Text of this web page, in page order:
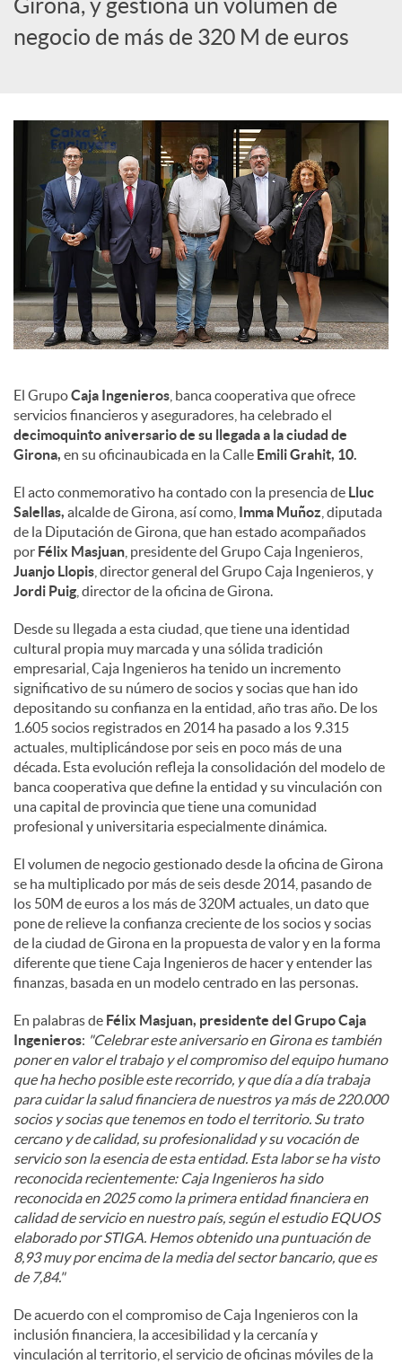
c
e
s
Girona, y gestiona un volumen de
negocio de más de 320 M de euros
El GrupoCaja Ingenieros , banca cooperativa que ofrece
servicios financieros y aseguradores, ha celebrado el
decimoquinto aniversario de su llegada a la ciudad de
Girona, en su oficinaubicada en la Calle Emili Grahit, 10.
El acto conmemorativo ha contado con la presencia de Lluc
Salellas, alcalde de Girona, así como, Imma Muñoz , diputada
de la Diputación de Girona, que han estado acompañados
por Félix Masjuan , presidente del Grupo Caja Ingenieros,
Juanjo Llopis , director general del Grupo Caja Ingenieros, y
Jordi Puig , director de la oficina de Girona.
Desde su llegada a esta ciudad, que tiene una identidad
cultural propia muy marcada y una sólida tradición
empresarial, Caja Ingenieros ha tenido un incremento
significativo de su número de socios y socias que han ido
depositando su confianza en la entidad, año tras año. De los
1.605 socios registrados en 2014 ha pasado a los 9.315
actuales, multiplicándose por seis en poco más de una
década. Esta evolución refleja la consolidación del modelo de
banca cooperativa que define la entidad y su vinculación con
una capital de provincia que tiene una comunidad
profesional y universitaria especialmente dinámica.
El volumen de negocio gestionado desde la oficina de Girona
se ha multiplicado por más de seis desde 2014, pasando de
los 50M de euros a los más de 320M actuales, un dato que
pone de relieve la confianza creciente de los socios y socias
de la ciudad de Girona en la propuesta de valor y en la forma
diferente que tiene Caja Ingenieros de hacer y entender las
finanzas, basada en un modelo centrado en las personas.
En palabras de Félix Masjuan, presidente del Grupo Caja
Ingenieros: "Celebrar este aniversario en Girona es también
poner en valor el trabajo y el compromiso del equipo humano
que ha hecho posible este recorrido, y que día a día trabaja
para cuidar la salud financiera de nuestros ya más de 220.000
socios y socias que tenemos en todo el territorio. Su trato
cercano y de calidad, su profesionalidad y su vocación de
servicio son la esencia de esta entidad. Esta labor se ha visto
reconocida recientemente: Caja Ingenieros ha sido
reconocida en 2025 como la primera entidad financiera en
calidad de servicio en nuestro país, según el estudio EQUOS
elaborado por STIGA. Hemos obtenido una puntuación de
8,93 muy por encima de la media del sector bancario, que es
de 7,84."
De acuerdo con el compromiso de Caja Ingenieros con la
inclusión financiera, la accesibilidad y la cercanía y
vinculación al territorio, el servicio de oficinas móviles de la